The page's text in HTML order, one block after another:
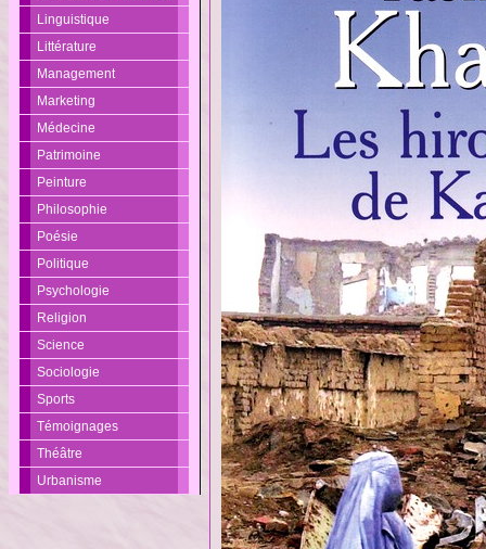
Linguistique
Littérature
Management
Marketing
Médecine
Patrimoine
Peinture
Philosophie
Poésie
Politique
Psychologie
Religion
Science
Sociologie
Sports
Témoignages
Théâtre
Urbanisme